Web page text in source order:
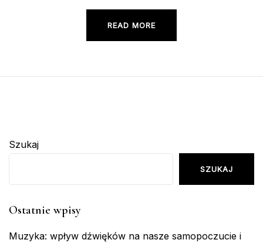
READ MORE
Szukaj
SZUKAJ
Ostatnie wpisy
Muzyka: wpływ dźwięków na nasze samopoczucie i